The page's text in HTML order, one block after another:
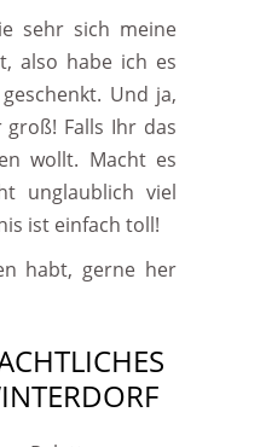
sehr sich meine
also habe ich es
Und ja,
Falls Ihr das
wollt. Macht es
unglaublich viel
ist einfach toll!
habt, gerne her